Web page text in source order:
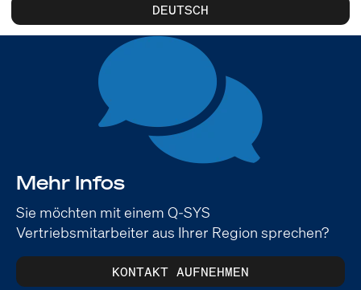
DEUTSCH
Mehr Infos
Sie möchten mit einem Q-SYS
Vertriebsmitarbeiter aus Ihrer Region sprechen?
KONTAKT AUFNEHMEN